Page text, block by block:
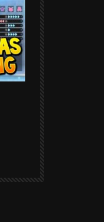
[TUTORIAL]
“GOKU
BALL